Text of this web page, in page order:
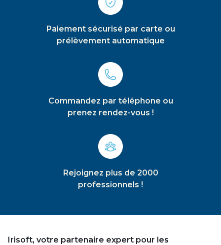
Paiement sécurisé par carte ou
prélèvement automatique
Commandez par téléphone ou
prenez rendez-vous !
Rejoignez plus de 2000
professionnels !
Irisoft, votre partenaire expert pour les